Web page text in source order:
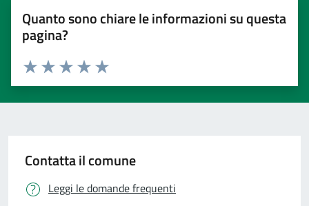
Quanto sono chiare le informazioni su questa
pagina?
Valuta 5 stelle su 5
Valuta 4 stelle su 5
Valuta 3 stelle su 5
Valuta 2 stelle su 5
Valuta 1 stelle su 5
Contatta il comune
Leggi le domande frequenti